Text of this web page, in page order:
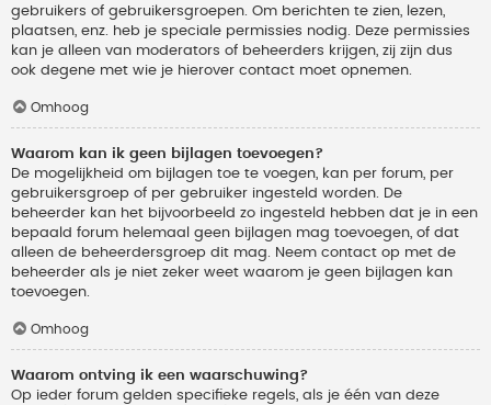
gebruikers of gebruikersgroepen. Om berichten te zien, lezen,
plaatsen, enz. heb je speciale permissies nodig. Deze permissies
kan je alleen van moderators of beheerders krijgen, zij zijn dus
ook degene met wie je hierover contact moet opnemen.
Omhoog
Waarom kan ik geen bijlagen toevoegen?
De mogelijkheid om bijlagen toe te voegen, kan per forum, per
gebruikersgroep of per gebruiker ingesteld worden. De
beheerder kan het bijvoorbeeld zo ingesteld hebben dat je in een
bepaald forum helemaal geen bijlagen mag toevoegen, of dat
alleen de beheerdersgroep dit mag. Neem contact op met de
beheerder als je niet zeker weet waarom je geen bijlagen kan
toevoegen.
Omhoog
Waarom ontving ik een waarschuwing?
Op ieder forum gelden specifieke regels, als je één van deze